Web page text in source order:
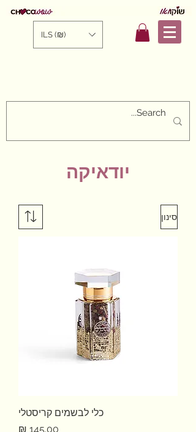
ILS (₪)
יודאיקה
סינון
כלי לבשמים קריסטלי
מחיר